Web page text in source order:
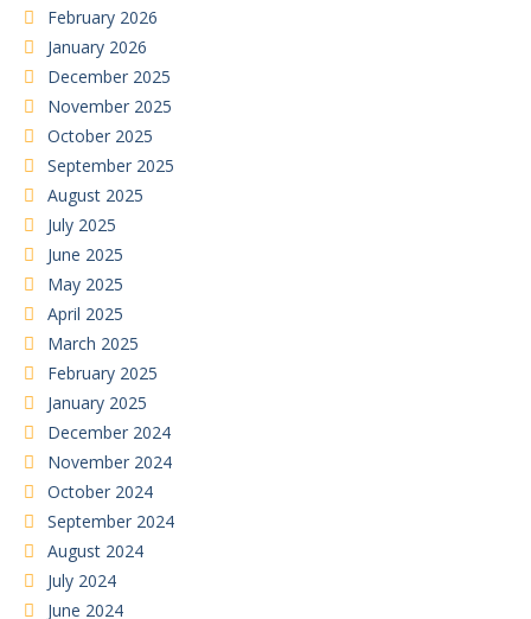
February 2026
January 2026
December 2025
November 2025
October 2025
September 2025
August 2025
July 2025
June 2025
May 2025
April 2025
March 2025
February 2025
January 2025
December 2024
November 2024
October 2024
September 2024
August 2024
July 2024
June 2024